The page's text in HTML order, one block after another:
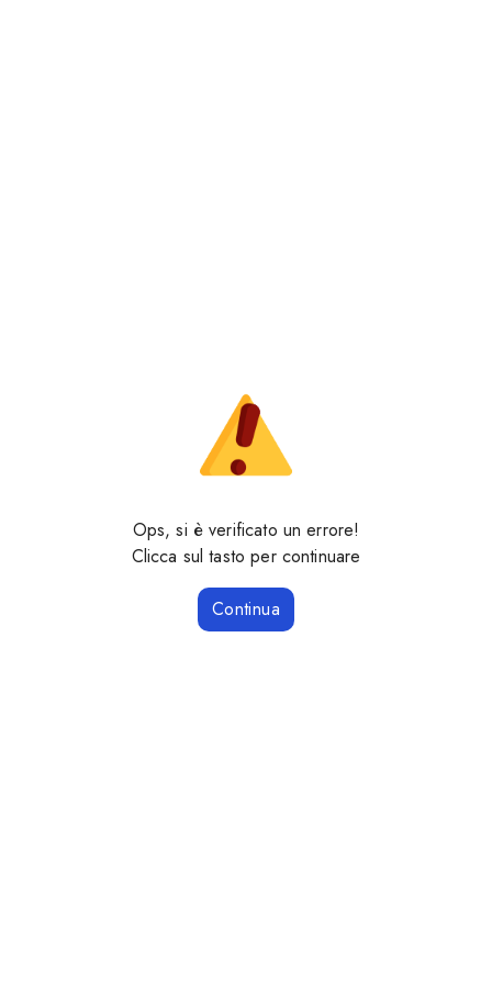
Ops, si è verificato un errore!
Clicca sul tasto per continuare
Continua